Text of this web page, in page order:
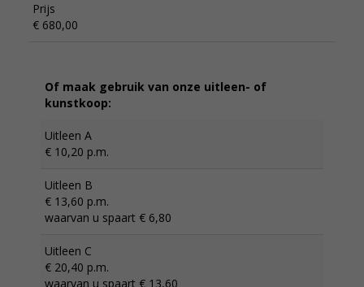
Prijs
€ 680,00
Of maak gebruik van onze uitleen- of
kunstkoop:
Uitleen A
€ 10,20 p.m.
Uitleen B
€ 13,60 p.m.
waarvan u spaart € 6,80
Uitleen C
€ 20,40 p.m.
waarvan u spaart € 13,60